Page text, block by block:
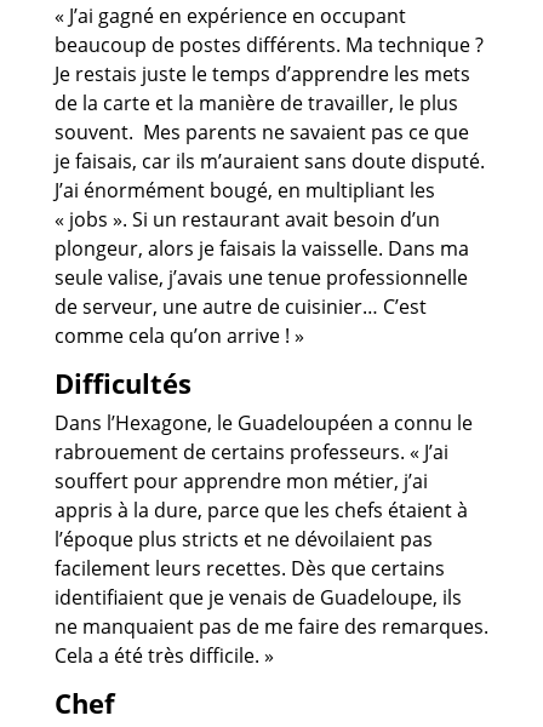
« J’ai gagné en expérience en occupant
beaucoup de postes différents. Ma technique ?
Je restais juste le temps d’apprendre les mets
de la carte et la manière de travailler, le plus
souvent. Mes parents ne savaient pas ce que
je faisais, car ils m’auraient sans doute disputé.
J’ai énormément bougé, en multipliant les
« jobs ». Si un restaurant avait besoin d’un
plongeur, alors je faisais la vaisselle. Dans ma
seule valise, j’avais une tenue professionnelle
de serveur, une autre de cuisinier… C’est
comme cela qu’on arrive ! »
Difficultés
Dans l’Hexagone, le Guadeloupéen a connu le
rabrouement de certains professeurs. « J’ai
souffert pour apprendre mon métier, j’ai
appris à la dure, parce que les chefs étaient à
l’époque plus stricts et ne dévoilaient pas
facilement leurs recettes. Dès que certains
identifiaient que je venais de Guadeloupe, ils
ne manquaient pas de me faire des remarques.
Cela a été très difficile. »
Chef